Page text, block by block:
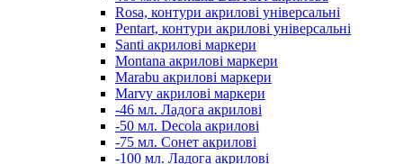
Rosa, контури акрилові універсальні
Pentart, контури акрилові універсальні
Santi акрилові маркери
Montana акрилові маркери
Marabu акрилові маркери
Marvy акрилові маркери
-46 мл. Ладога акрилові
-50 мл. Decola акрилові
-75 мл. Сонет акрилові
-100 мл. Ладога акрилові